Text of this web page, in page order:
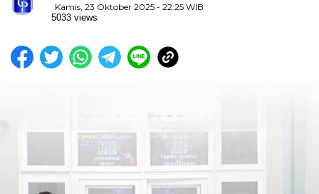
Kamis, 23 Oktober 2025 - 22:25 WIB
5033 views